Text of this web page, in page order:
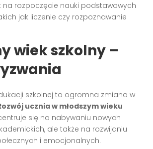
rozpoczęcie nauki podstawowych
jak liczenie czy rozpoznawanie
wiek szkolny –
szkolnej to ogromna zmiana w
ucznia w młodszym wieku
się na nabywaniu nowych
ale także na rozwijaniu
i emocjonalnych.